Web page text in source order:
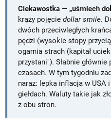
Ciekawostka — „uśmiech
krąży pojęciedollar smile.
dwóch przeciwległych
pędzi (wysokie stopy
ogarnia strach (kapitał
przystani"). Słabnie
czasach. W tym tygodniu
naraz: lepka inflacja w USA
giełdach. Waluty takie jak
z obu stron.